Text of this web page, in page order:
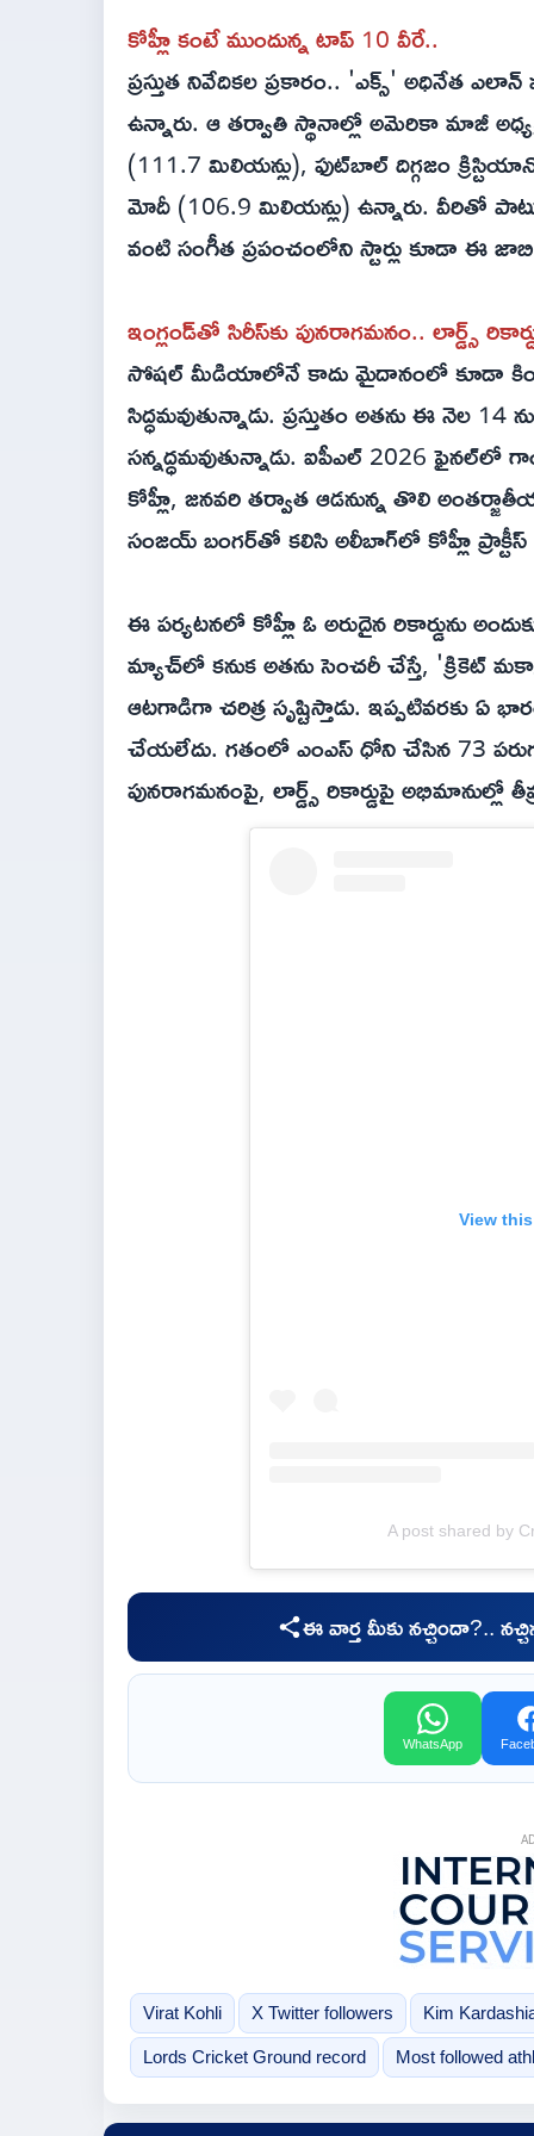
కోహ్లీ కంటే ముందున్న టాప్ 10 వీరే..
ప్రస్తుత నివేదికల ప్రకారం.. 'ఎక్స్' అధినేత
ఉన్నారు. ఆ తర్వాతి స్థానాల్లో అమెరికా మాజీ
(111.7 మిలియన్లు), ఫుట్‌బాల్ దిగ్గజం
మోదీ (106.9 మిలియన్లు) ఉన్నారు. వీరితో
వంటి సంగీత ప్రపంచంలోని స్టార్లు కూడా ఈ
ఇంగ్లండ్‌తో సిరీస్‌కు పునరాగమనం.. లార్డ్స్‌
సోషల్ మీడియాలోనే కాదు మైదానంలో కూడా
సిద్ధమవుతున్నాడు. ప్రస్తుతం అతను ఈ నెల‌
సన్నద్ధమవుతున్నాడు. ఐపీఎల్ 2026 ఫైనల్‌లో
కోహ్లీ, జనవరి తర్వాత ఆడనున్న తొలి
సంజయ్ బంగర్‌తో కలిసి అలీబాగ్‌లో కోహ్లీ ప్రాక్టీస్
ఈ పర్యటనలో కోహ్లీ ఓ అరుదైన రికార్డును
మ్యాచ్‌లో కనుక అతను సెంచరీ చేస్తే, 'క్రికెట్
ఆటగాడిగా చరిత్ర సృష్టిస్తాడు. ఇప్పటివరకు
చేయలేదు. గతంలో ఎంఎస్ ధోని చేసిన 73
పునరాగమనంపై, లార్డ్స్ రికార్డుపై అభిమానుల్లో
View
A post shared by
ఈ వార్త మీకు నచ్చిందా?..
WhatsApp
Virat Kohli X Twitter followers Kim
Lords Cricket Ground record Most followed